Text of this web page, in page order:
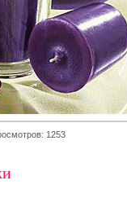
1253